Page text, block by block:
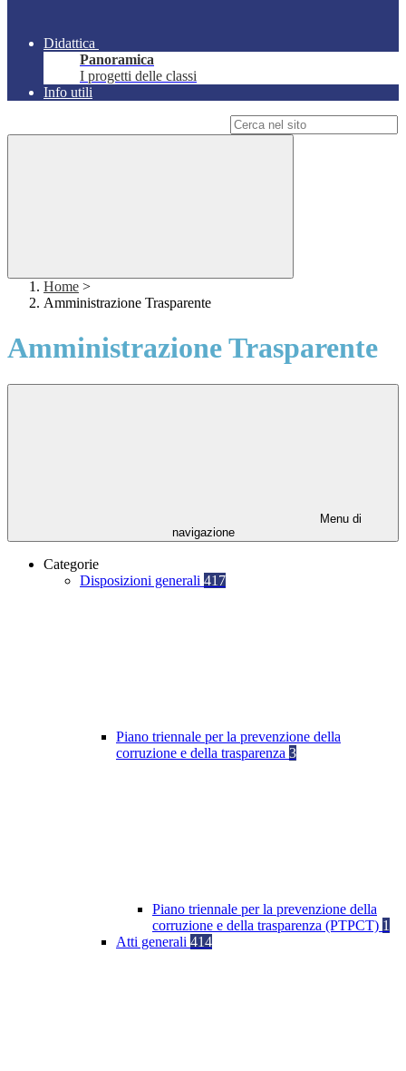
Didattica
Panoramica
I progetti delle classi
Info utili
Home >
Amministrazione Trasparente
Amministrazione Trasparente
Menu di
navigazione
Categorie
Disposizioni generali 417
Piano triennale per la prevenzione della
corruzione e della trasparenza 3
Piano triennale per la prevenzione della
corruzione e della trasparenza (PTPCT) 1
Atti generali 414